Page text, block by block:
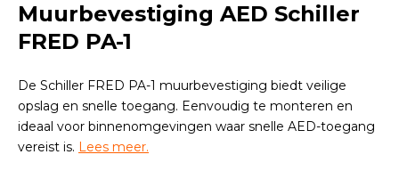
Muurbevestiging AED Schiller
FRED PA-1
De Schiller FRED PA-1 muurbevestiging biedt veilige
opslag en snelle toegang. Eenvoudig te monteren en
ideaal voor binnenomgevingen waar snelle AED-toegang
vereist is. Lees meer.